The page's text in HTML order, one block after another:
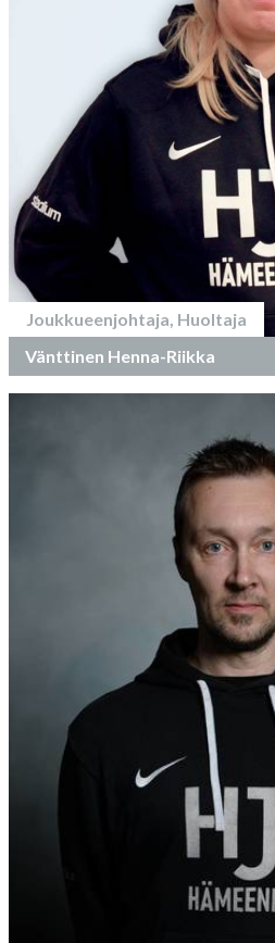
Joukkueenjohtaja, Huoltaja
Vänttinen Henna-Riikka